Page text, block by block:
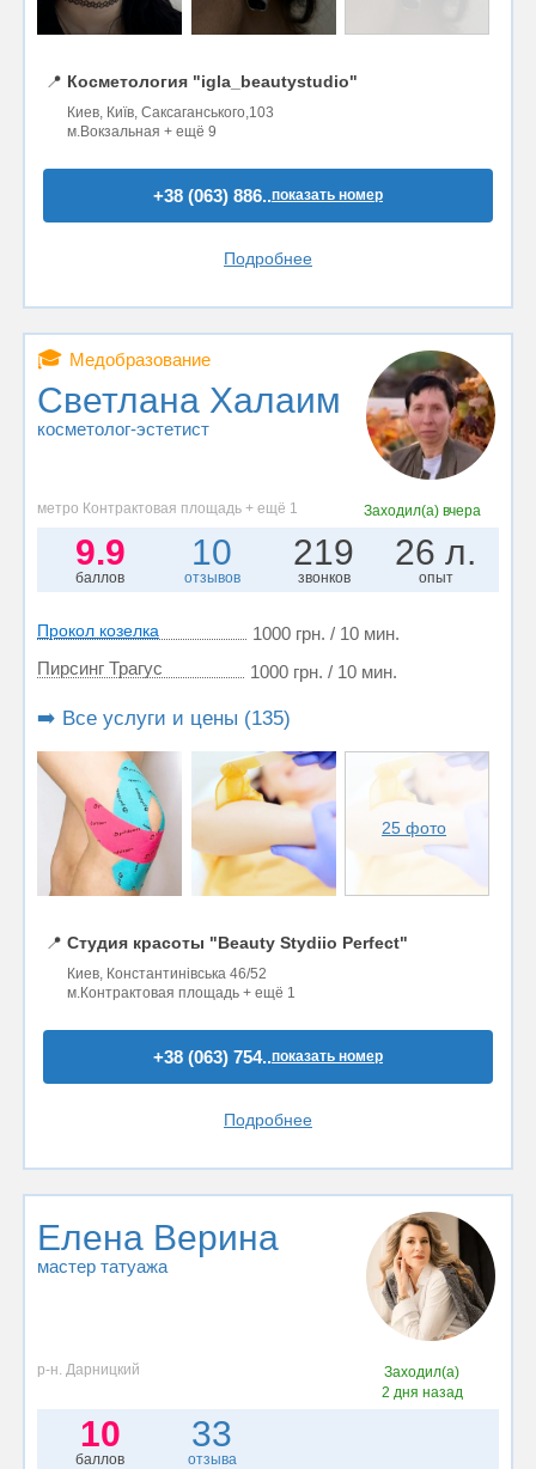
📍 Косметология "igla_beautystudio"
Киев, Київ, Саксаганського,103
м.Вокзальная + ещё 9
+38 (063) 886..показать номер
Подробнее
🎓 Медобразование
Светлана Халаим
косметолог-эстетист
метро Контрактовая площадь + ещё 1 Заходил(а) вчера
9.9
баллов
10
отзывов
219
звонков
26 л.
опыт
Прокол козелка
1000 грн. / 10 мин.
Пирсинг Трагус
1000 грн. / 10 мин.
➡️ Все услуги и цены (135)
25 фото
📍 Студия красоты "Beauty Stydiio Perfect"
Киев, Константинівська 46/52
м.Контрактовая площадь + ещё 1
+38 (063) 754..показать номер
Подробнее
Елена Верина
мастер татуажа
р-н. Дарницкий
Заходил(а)
2 дня назад
10
баллов
33
отзыва